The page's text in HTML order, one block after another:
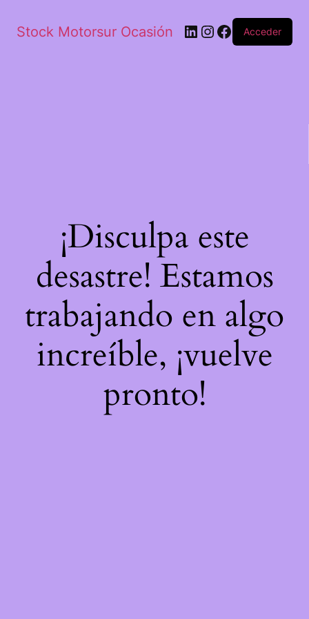
Stock Motorsur Ocasión Acceder
¡Disculpa este
desastre! Estamos
trabajando en algo
increíble, ¡vuelve
pronto!